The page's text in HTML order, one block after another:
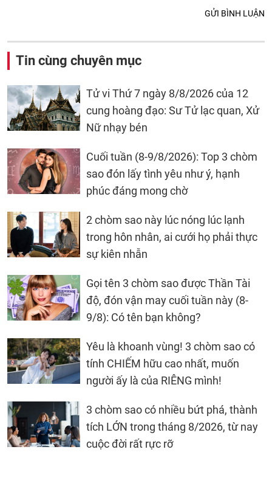
GỬI BÌNH LUẬN
Tin cùng chuyên mục
Tử vi Thứ 7 ngày 8/8/2026 của 12
cung hoàng đạo: Sư Tử lạc quan, Xử
Nữ nhạy bén
Cuối tuần (8-9/8/2026): Top 3 chòm
sao đón lấy tình yêu như ý, hạnh
phúc đáng mong chờ
2 chòm sao này lúc nóng lúc lạnh
trong hôn nhân, ai cưới họ phải thực
sự kiên nhẫn
Gọi tên 3 chòm sao được Thần Tài
độ, đón vận may cuối tuần này (8-
9/8): Có tên bạn không?
Yêu là khoanh vùng! 3 chòm sao có
tính CHIẾM hữu cao nhất, muốn
người ấy là của RIÊNG mình!
3 chòm sao có nhiều bứt phá, thành
tích LỚN trong tháng 8/2026, từ nay
cuộc đời rất rực rỡ